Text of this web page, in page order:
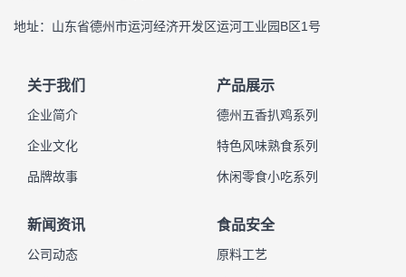
地址：山东省德州市运河经济开发区运河工业园B区1号
关于我们
企业简介
企业文化
品牌故事
产品展示
德州五香扒鸡系列
特色风味熟食系列
休闲零食小吃系列
新闻资讯
公司动态
食品安全
原料工艺